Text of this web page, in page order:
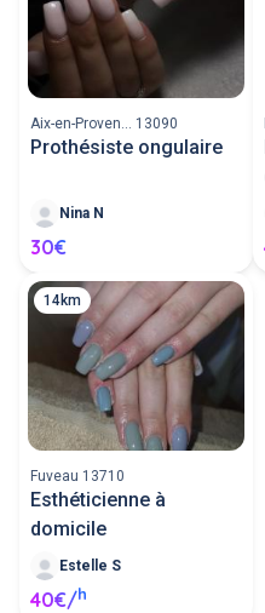
Aix-en-Proven... 13090
Prothésiste ongulaire
Nina N
30€
14km
Fuveau 13710
Esthéticienne à
domicile
Estelle S
40€/h